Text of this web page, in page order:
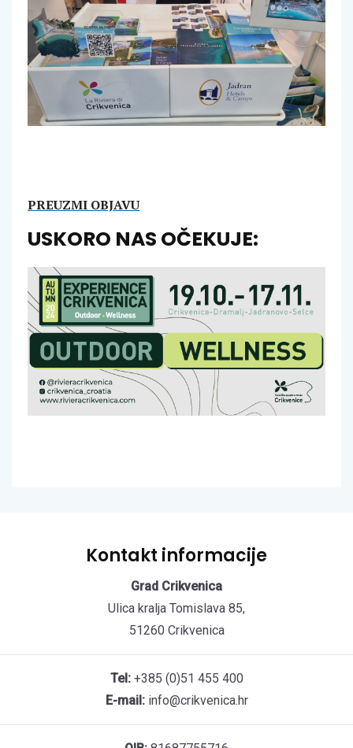
PREUZMI OBJAVU
USKORO NAS OČEKUJE:
Kontakt informacije
Grad Crikvenica
Ulica kralja Tomislava 85,
51260 Crikvenica
Tel:+385 (0)51 455 400
E-mail:info@crikvenica.hr